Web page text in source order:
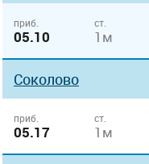
приб.
05.10
ст.
1м
Соколово
приб.
05.17
ст.
1м